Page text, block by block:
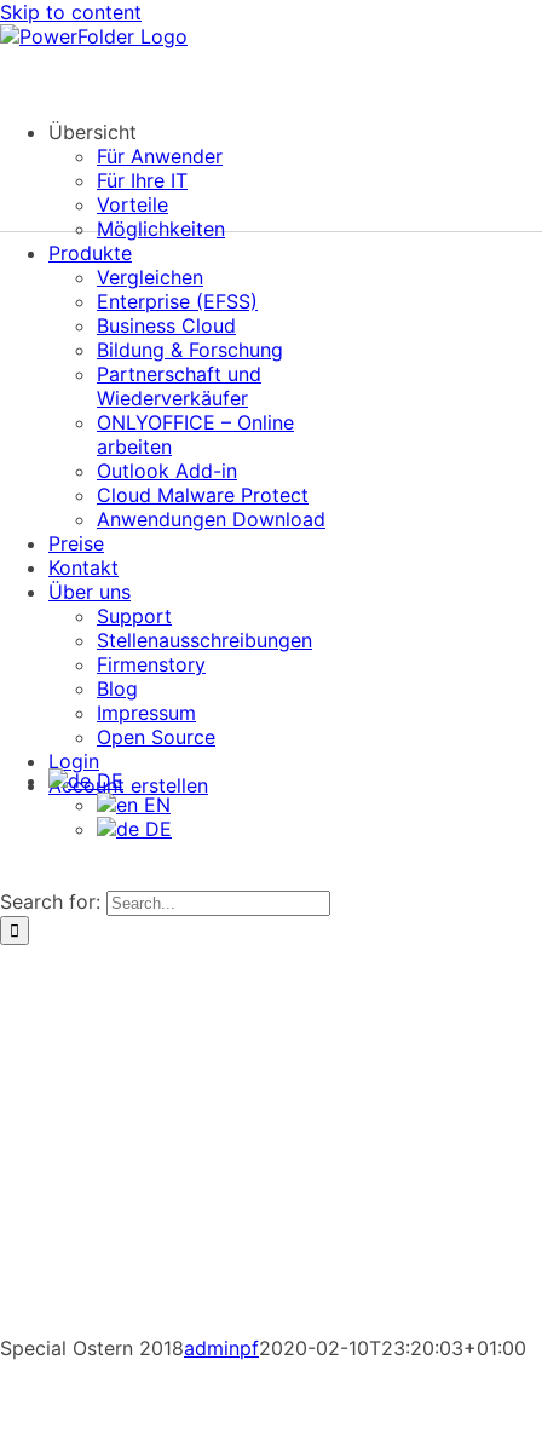
Skip to content
Übersicht
Für Anwender
Für Ihre IT
Vorteile
Möglichkeiten
Produkte
Vergleichen
Enterprise (EFSS)
Business Cloud
Bildung & Forschung
Partnerschaft und
Wiederverkäufer
ONLYOFFICE – Online
arbeiten
Outlook Add-in
Cloud Malware Protect
Anwendungen Download
Preise
Kontakt
Über uns
Support
Stellenausschreibungen
Firmenstory
Blog
Impressum
Open Source
Login
Account erstellen
DE
EN
DE
Search for:
Special Ostern 2018adminpf2020-02-10T23:20:03+01:00